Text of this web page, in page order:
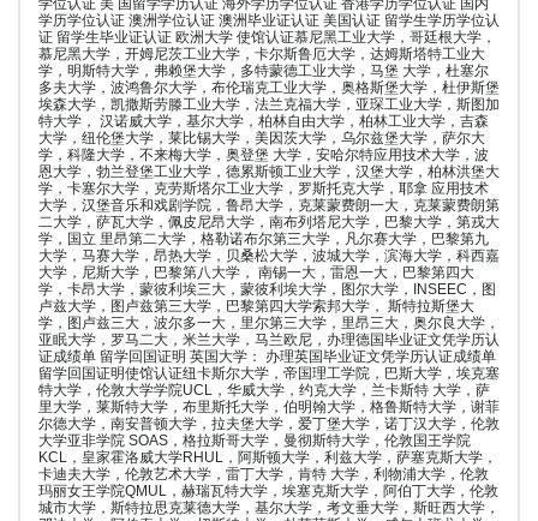
学位认证 美 国留学学历认证 海外学历学位认证 香港学历学位认证 国内
学历学位认证 澳洲学位认证 澳洲毕业证认证 美国认证 留学生学历学位认
证 留学生毕业证认证 欧洲大学 使馆认证慕尼黑工业大学，哥廷根大学，
慕尼黑大学，开姆尼茨工业大学，卡尔斯鲁厄大学，达姆斯塔特工业大
学，明斯特大学，弗赖堡大学，多特蒙德工业大学，马堡 大学，杜塞尔
多夫大学，波鸿鲁尔大学，布伦瑞克工业大学，奥格斯堡大学，杜伊斯堡
埃森大学，凯撒斯劳滕工业大学，法兰克福大学，亚琛工业大学，斯图加
特大学， 汉诺威大学，基尔大学，柏林自由大学，柏林工业大学，吉森
大学，纽伦堡大学，莱比锡大学，美因茨大学，乌尔兹堡大学，萨尔大
学，科隆大学，不来梅大学，奥登堡 大学，安哈尔特应用技术大学，波
恩大学，勃兰登堡工业大学，德累斯顿工业大学，汉堡大学，柏林洪堡大
学，卡塞尔大学，克劳斯塔尔工业大学，罗斯托克大学，耶拿 应用技术
大学，汉堡音乐和戏剧学院，鲁昂大学，克莱蒙费朗一大，克莱蒙费朗第
二大学，萨瓦大学，佩皮尼昂大学，南布列塔尼大学，巴黎大学，第戎大
学，国立 里昂第二大学，格勒诺布尔第三大学，凡尔赛大学，巴黎第九
大学，马赛大学，昂热大学，贝桑松大学，波城大学，滨海大学，科西嘉
大学，尼斯大学，巴黎第八大学， 南锡一大，雷恩一大，巴黎第四大
学，卡昂大学，蒙彼利埃三大，蒙彼利埃大学，图尔大学，INSEEC，图
卢兹大学，图卢兹第三大学，巴黎第四大学索邦大学， 斯特拉斯堡大
学，图卢兹三大，波尔多一大，里尔第三大学，里昂三大，奥尔良大学，
亚眠大学，罗马二大，米兰大学，马兰欧尼，办理德国毕业证文凭学历认
证成绩单 留学回国证明 英国大学： 办理英国毕业证文凭学历认证成绩单
留学回国证明使馆认证纽卡斯尔大学，帝国理工学院，巴斯大学，埃克塞
特大学，伦敦大学学院UCL，华威大学，约克大学，兰卡斯特 大学，萨
里大学，莱斯特大学，布里斯托大学，伯明翰大学，格鲁斯特大学，谢菲
尔德大学，南安普顿大学，拉夫堡大学，爱丁堡大学，诺丁汉大学，伦敦
大学亚非学院 SOAS，格拉斯哥大学，曼彻斯特大学，伦敦国王学院
KCL，皇家霍洛威大学RHUL，阿斯顿大学，利兹大学，萨塞克斯大学，
卡迪夫大学，伦敦艺术大学，雷丁大学，肯特 大学，利物浦大学，伦敦
玛丽女王学院QMUL，赫瑞瓦特大学，埃塞克斯大学，阿伯丁大学，伦敦
城市大学，斯特拉思克莱德大学，基尔大学，考文垂大学，斯旺西大学，